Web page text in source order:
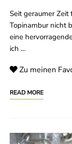
Seit geraumer
Topinambur nicht
eine
ich …
Zu meinen
READ MORE